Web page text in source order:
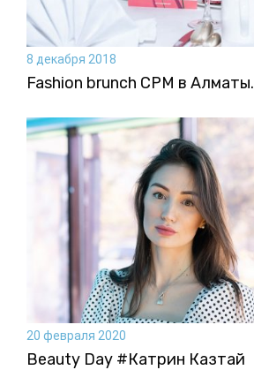
8 декабря 2018
Fashion brunch CPM в Алматы.
20 февраля 2020
Beauty Day #Катрин Казтай